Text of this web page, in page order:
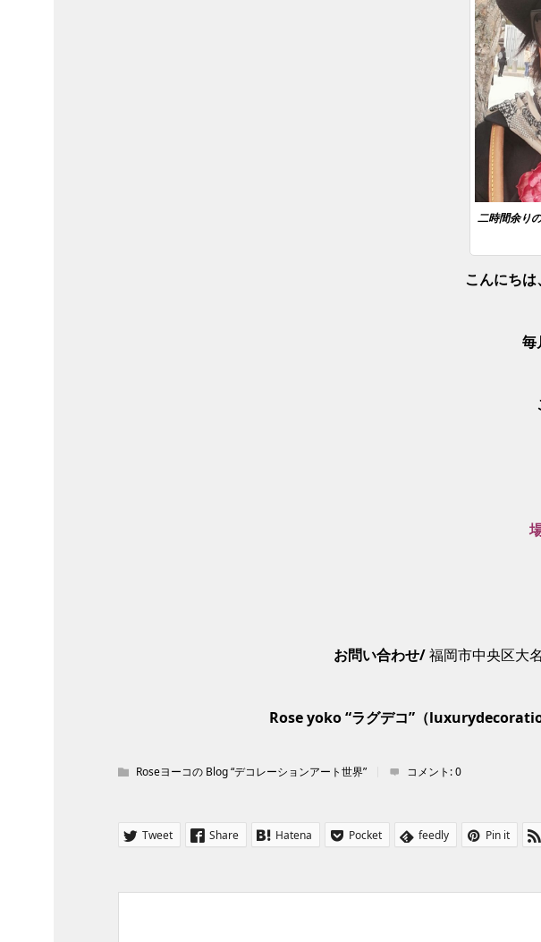
二時間余り
こんにち
毎
お問い合わせ/福岡市中央区大
Rose yoko “ラグデコ”（
Roseヨーコの Blog “デコレーションアート世界” コメント:0
Tweet Share Hatena Pocket feedly Pin it